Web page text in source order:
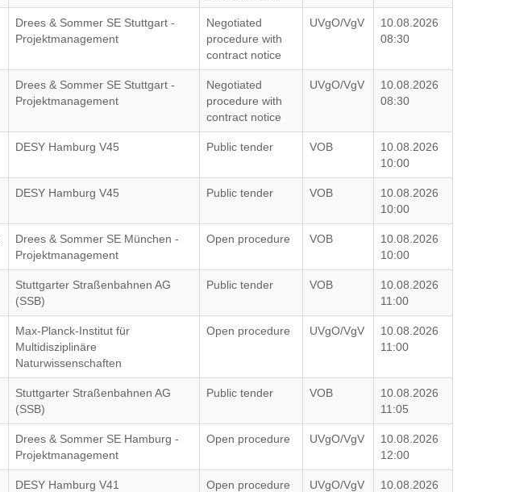
Drees & Sommer SE Stuttgart -
Projektmanagement
Negotiated
procedure with
contract notice
UVgO/VgV
10.08.2026
08:30
Drees & Sommer SE Stuttgart -
Projektmanagement
Negotiated
procedure with
contract notice
UVgO/VgV
10.08.2026
08:30
DESY Hamburg V45 Public tender VOB
10.08.2026
10:00
DESY Hamburg V45 Public tender VOB
10.08.2026
10:00
Drees & Sommer SE München -
Projektmanagement
Open procedure VOB
10.08.2026
10:00
Stuttgarter Straßenbahnen AG
(SSB)
Public tender VOB
10.08.2026
11:00
Max-Planck-Institut für
Multidisziplinäre
Naturwissenschaften
Open procedure UVgO/VgV
10.08.2026
11:00
Stuttgarter Straßenbahnen AG
(SSB)
Public tender VOB
10.08.2026
11:05
Drees & Sommer SE Hamburg -
Projektmanagement
Open procedure UVgO/VgV
10.08.2026
12:00
DESY Hamburg V41 Open procedure UVgO/VgV
10.08.2026